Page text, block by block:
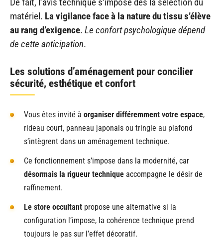
matériel. La vigilance face à la nature du tissu s’élève
au rang d’exigence. Le confort psychologique dépend
de cette anticipation.
Les solutions d’aménagement pour concilier
sécurité, esthétique et confort
Vous êtes invité à organiser différemment votre espace,
rideau court, panneau japonais ou tringle au plafond
s’intègrent dans un aménagement technique.
Ce fonctionnement s’impose dans la modernité, car
désormais la rigueur technique accompagne le désir de
raffinement.
Le store occultant propose une alternative si la
configuration l’impose, la cohérence technique prend
toujours le pas sur l’effet décoratif.